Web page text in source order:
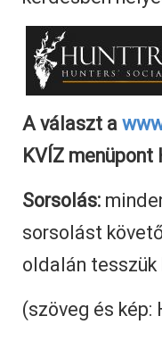
A választ a
KVÍZ
Sorsolás:
sorsolást
oldalán tesszük
(szöveg és kép: